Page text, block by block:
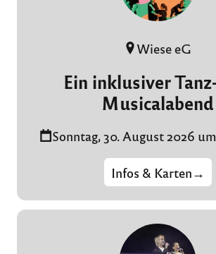
Wiese eG
Ein inklusiver
Musicalabend
Sonntag, 30. August 2026
Infos & Karten→